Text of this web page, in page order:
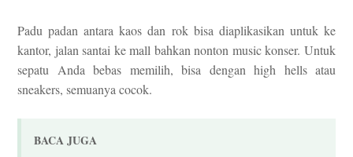
Padu padan antara kaos dan rok bisa diaplikasikan untuk ke
kantor, jalan santai ke mall bahkan nonton music konser. Untuk
sepatu Anda bebas memilih, bisa dengan high hells atau
sneakers, semuanya cocok.
BACA JUGA